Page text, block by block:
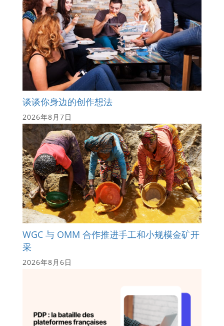
谈谈你身边的创作想法
2026年8月7日
WGC 与 OMM 合作推进手工和小规模金矿开
采
2026年8月6日